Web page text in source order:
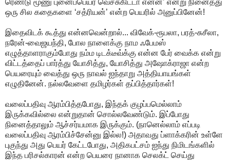
ஒரு சில கதைகளை ‘சத்ரியன்’ என்ற பெயரில் அனுப்பினேன்!
இதைவிடக் கூத்து என்னவென்றால்... விவேக்-ரூபலா, பரத்-சுசீலா,
நரேன்-வைஜயந்தி, போல நாளைக்கு நாம ஃபேமஸ்
எழுத்தாளராகும்போது நம்ம டிடக்டீவ்க்கு என்ன பேர் வைக்க என்று
விட்டத்தைப் பார்த்து யோசித்து, யோசித்து அஷோக்ராஜா என்ற
பெயரையும் வைத்து ஒரு நாவல் ஐந்தாறு அத்தியாயங்கள்
எழுதினேன். நல்லவேளை தமிழர்கள் தப்பித்தார்கள்!
வலைப்பதிவு ஆரம்பித்தபோது, இந்தக் குழப்பமெல்லாம்
இருக்கவில்லை என்றுதான் சொல்லவேண்டும். இப்போது
நினைத்தாலும் ஆச்சர்யமாக இருக்கும். (நானெல்லாம் எப்படி
வலைப்பதிவு ஆரம்பிச்சேன்னு இல்ல!) அதாவது ப்ளாக்கரின் உள்ளே
புகுந்து அது பெயர் கேட்டபோது, அதிகபட்சம் ஐந்து நிமிடங்களில்
இந்த பரிசல்காரன் என்ற பெயரை நானாக செலக்ட் செய்து